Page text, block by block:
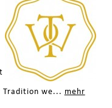
Tradition we... mehr